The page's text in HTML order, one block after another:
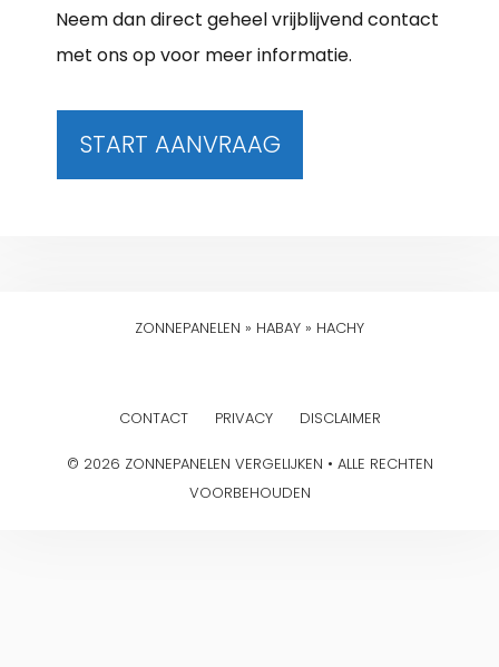
Neem dan direct geheel vrijblijvend contact
met ons op voor meer informatie.
START AANVRAAG
ZONNEPANELEN » HABAY » HACHY
CONTACT PRIVACY DISCLAIMER
© 2026 ZONNEPANELEN VERGELIJKEN • ALLE RECHTEN
VOORBEHOUDEN